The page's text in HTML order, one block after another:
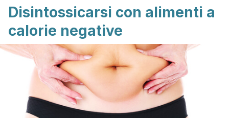
Disintossicarsi con alimenti a
calorie negative